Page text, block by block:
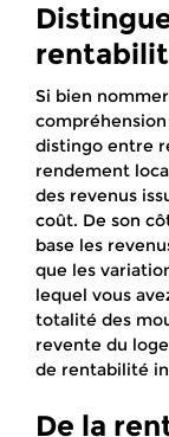
Si bien
compréhension
distingo entre
rendement
des revenus
coût. De son
base les
que les
lequel vous
totalité des
revente du
de rentabilité
De la